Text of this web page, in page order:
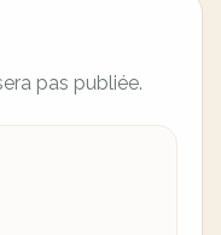
pas publiée.